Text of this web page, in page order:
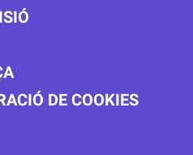
DE COOKIES